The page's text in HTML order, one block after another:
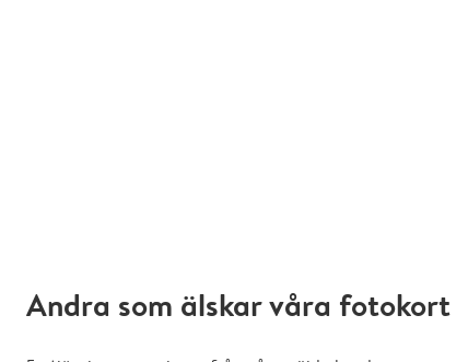
Andra som älskar våra fotokort